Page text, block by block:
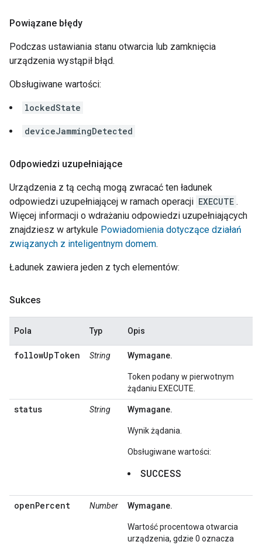
Powiązane błędy
Podczas ustawiania stanu otwarcia lub zamknięcia
urządzenia wystąpił błąd.
Obsługiwane wartości:
lockedState
deviceJammingDetected
Odpowiedzi uzupełniające
Urządzenia z tą cechą mogą zwracać ten ładunek
odpowiedzi uzupełniającej w ramach operacji EXECUTE .
Więcej informacji o wdrażaniu odpowiedzi uzupełniających
znajdziesz w artykule Powiadomienia dotyczące działań
związanych z inteligentnym domem.
Ładunek zawiera jeden z tych elementów:
Sukces
Pola Typ Opis
followUpToken String Wymagane.
Token podany w pierwotnym
żądaniu EXECUTE.
status String Wymagane.
Wynik żądania.
Obsługiwane wartości:
SUCCESS
openPercent Number Wymagane.
Wartość procentowa otwarcia
urządzenia, gdzie 0 oznacza